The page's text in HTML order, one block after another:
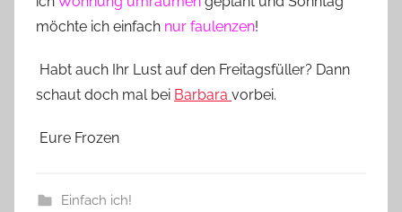
möchte ich einfach nur faulenzen!
Habt auch Ihr Lust auf den Freitagsfüller? Dann
schaut doch mal bei Barbara vorbei.
Eure Frozen
Einfach ich!